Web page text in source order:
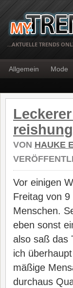
…AKTUELLE TRENDS
Allgemein Mode
VON HAUKE
Vor einigen
Freitag von
Menschen.
eben sonst
also saß das
ich
mäßige
durchaus